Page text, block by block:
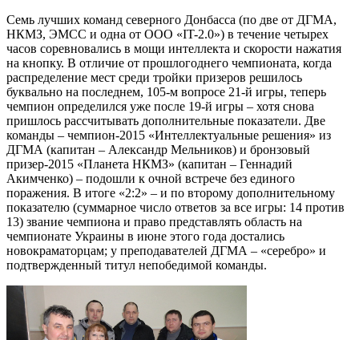
Семь лучших команд северного Донбасса (по две от ДГМА,
НКМЗ, ЭМСС и одна от ООО «IT-2.0») в течение четырех
часов соревновались в мощи интеллекта и скорости нажатия
на кнопку. В отличие от прошлогоднего чемпионата, когда
распределение мест среди тройки призеров решилось
буквально на последнем, 105-м вопросе 21-й игры, теперь
чемпион определился уже после 19-й игры – хотя снова
пришлось рассчитывать дополнительные показатели. Две
команды – чемпион-2015 «Интеллектуальные решения» из
ДГМА (капитан – Александр Мельников) и бронзовый
призер-2015 «Планета НКМЗ» (капитан – Геннадий
Акимченко) – подошли к очной встрече без единого
поражения. В итоге «2:2» – и по второму дополнительному
показателю (суммарное число ответов за все игры: 14 против
13) звание чемпиона и право представлять область на
чемпионате Украины в июне этого года достались
новокраматорцам; у преподавателей ДГМА – «серебро» и
подтвержденный титул непобедимой команды.